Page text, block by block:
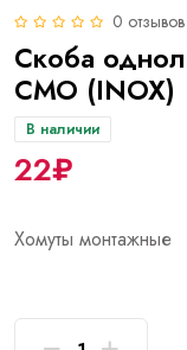
0 отзывов
Скоба
СМО (INOX)
В наличии
22₽
Хомуты монтажные